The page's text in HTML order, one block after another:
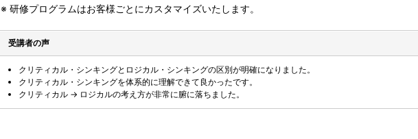
※ 研修プログラムはお客様ごとにカスタマイズいたします。
受講者の声
クリティカル・シンキングとロジカル・シンキングの区別が明確になりました。
クリティカル・シンキングを体系的に理解できて良かったです。
クリティカル → ロジカルの考え方が非常に腑に落ちました。